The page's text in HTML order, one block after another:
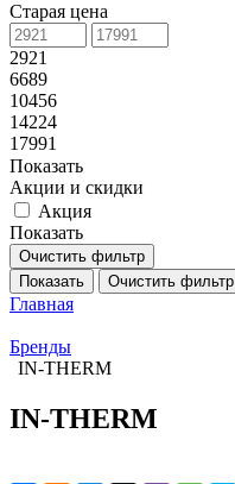
Старая цена
2921
6689
10456
14224
17991
Показать
Акции и скидки
Акция
Показать
Очистить фильтр
Показать
Очистить фильтр
Главная
Бренды
IN-THERM
IN-THERM